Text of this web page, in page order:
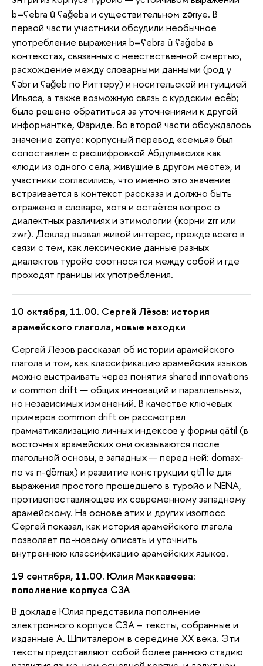
b=ʕebra ŭ ʕaǧeba и существительном zǝriye. В
первой части участники обсудили необычное
употребление выражения b=ʕebra ŭ ʕaǧeba в
контекстах, связанных с неестественной смертью,
расхождение между словарными данными (род у
ʕәbr и ʕaǧeb по Риттеру) и носительской интуицией
Ильяса, а также возможную связь с курдским ecêb;
было решено обратиться за уточнениями к другой
информантке, Фариде. Во второй части обсуждалось
значение zǝriye: корпусный перевод «семья» был
сопоставлен с расшифровкой Абдулмасиха как
«люди из одного села, живущие в другом месте», и
участники согласились, что именно это значение
встраивается в контекст рассказа и должно быть
отражено в словаре, хотя и остаётся вопрос о
диалектных различиях и этимологии (корни zrr или
zwr). Доклад вызвал живой интерес, прежде всего в
связи с тем, как лексические данные разных
диалектов туройо соотносятся между собой и где
проходят границы их употребления.
10 октября, 11.00. Сергей Лёзов: история
арамейского глагола, новые находки
Сергей Лёзов рассказал об истории арамейского
глагола и том, как классификацию арамейских языков
можно выстраивать через понятия shared innovations
и common drift — общих инноваций и параллельных,
но независимых изменений. В качестве ключевых
примеров common drift он рассмотрел
грамматикализацию личных индексов у формы qātil (в
восточных арамейских они оказываются после
глагольной основы, в западных — перед ней: domax-
no vs n-ḏōmax) и развитие конструкции qtīl le для
выражения простого прошедшего в туройо и NENA,
противопоставляющее их современному западному
арамейскому. На основе этих и других изоглосс
Сергей показал, как история арамейского глагола
позволяет по-новому описать и уточнить
внутреннюю классификацию арамейских языков.
19 сентября, 11.00. Юлия Маккавеева:
пополнение корпуса СЗА
В докладе Юлия представила пополнение
электронного корпуса СЗА – тексты, собранные и
изданные А. Шпиталером в середине XX века. Эти
тексты представляют собой более раннюю стадию